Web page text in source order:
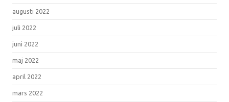
augusti 2022
juli 2022
juni 2022
maj 2022
april 2022
mars 2022